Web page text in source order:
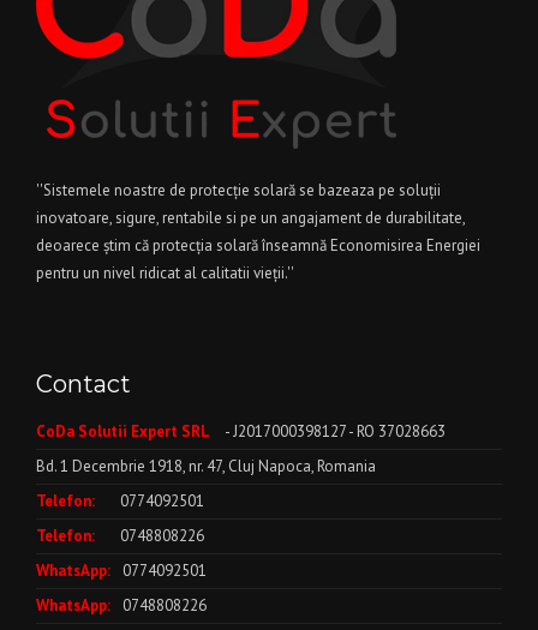
''Sistemele noastre de protecție solară se bazeaza pe soluții
inovatoare, sigure, rentabile si pe un angajament de durabilitate,
deoarece știm că protecția solară înseamnă Economisirea Energiei
pentru un nivel ridicat al calitatii vieții.''
Contact
CoDa Solutii Expert SRL
- J2017000398127 - RO 37028663
Bd. 1 Decembrie 1918, nr. 47, Cluj Napoca, Romania
Telefon:
0774092501
Telefon:
0748808226
WhatsApp:
0774092501
WhatsApp:
0748808226